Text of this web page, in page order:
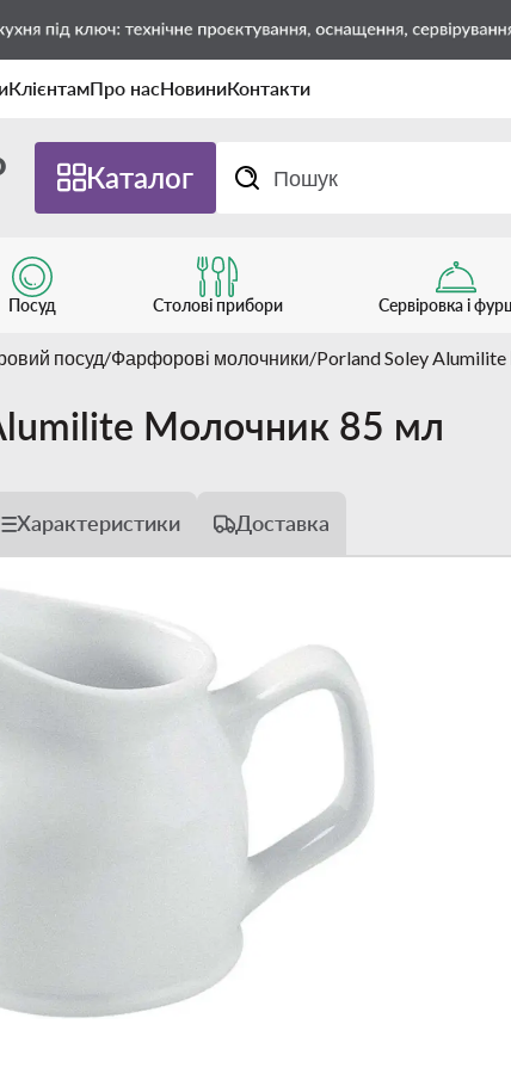
КлієнтамПро насНовиниКонтакти
Каталог
Посуд Столові прибори Сервіровка і
посуд Фарфорові молочники Porland Soley
Молочник 85 мл
Характеристики Доставка